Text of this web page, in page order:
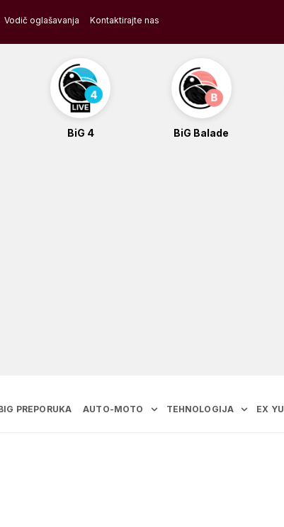
Vodič oglašavanja Kontaktirajte nas
BiG 4 BiG Balade
PREPORUKA AUTO-MOTO TEHNOLOGIJA EX YU